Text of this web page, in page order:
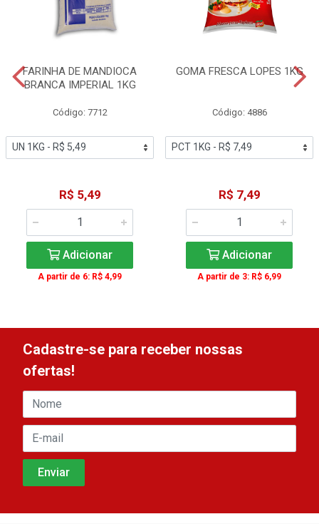
FARINHA DE MANDIOCA
BRANCA IMPERIAL 1KG
Código: 7712
R$ 5,49
Adicionar
A partir de 6: R$ 4,99
GOMA FRESCA LOPES 1KG
Código: 4886
R$ 7,49
Adicionar
A partir de 3: R$ 6,99
Cadastre-se para receber nossas
ofertas!